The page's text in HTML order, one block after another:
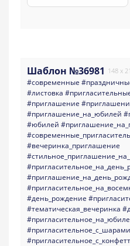
Шаблон №36981 148 x
#современные
#листовка
#приглашение
#приглашение_на_юбилей
#юбилей
#вечеринка_приглашение
#день_рождение
#тематическая_вечеринка
#пригласительное_с_шарами